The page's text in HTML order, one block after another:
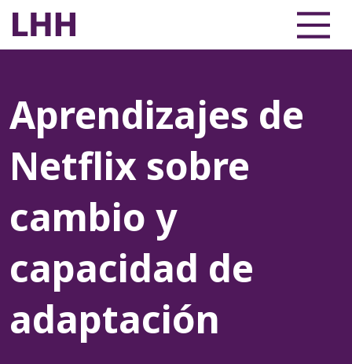
Aprendizajes de
Netflix sobre
cambio y
capacidad de
adaptación